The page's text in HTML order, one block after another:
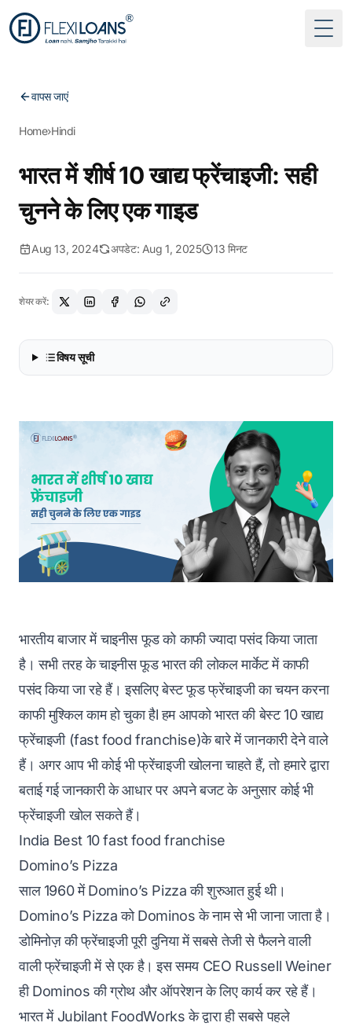
वापस जाएं
Home›Hindi
भारत में शीर्ष 10 खाद्य फ्रेंचाइजी: सही
चुनने के लिए एक गाइड
Aug 13, 2024 अपडेट: Aug 1, 2025 13 मिनट
शेयर करें:
विषय सूची
भारतीय बाजार में चाइनीस फूड को काफी ज्यादा पसंद किया जाता
है। सभी तरह के चाइनीस फूड भारत की लोकल मार्केट में काफी
पसंद किया जा रहे हैं। इसलिए बेस्ट फूड फ्रेंचाइजी का चयन करना
काफी मुश्किल काम हो चुका हैl हम आपको भारत की बेस्ट 10 खाद्य
फ्रेंचाइजी (fast food franchise)के बारे में जानकारी देने वाले
हैं। अगर आप भी कोई भी फ्रेंचाइजी खोलना चाहते हैं, तो हमारे द्वारा
बताई गई जानकारी के आधार पर अपने बजट के अनुसार कोई भी
फ्रेंचाइजी खोल सकते हैं।
India Best 10 fast food franchise
Domino’s Pizza
साल 1960 में Domino’s Pizza की शुरुआत हुई थी।
Domino’s Pizza को Dominos के नाम से भी जाना जाता है।
डोमिनोज़ की फ्रेंचाइजी पूरी दुनिया में सबसे तेजी से फैलने वाली
वाली फ्रेंचाइजी में से एक है। इस समय CEO Russell Weiner
ही Dominos की ग्रोथ और ऑपरेशन के लिए कार्य कर रहे हैं।
भारत में Jubilant FoodWorks के द्वारा ही सबसे पहले